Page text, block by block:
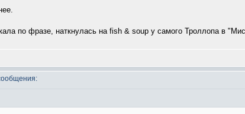
по фразе, наткнулась на fish & soup у самого Троллопа в